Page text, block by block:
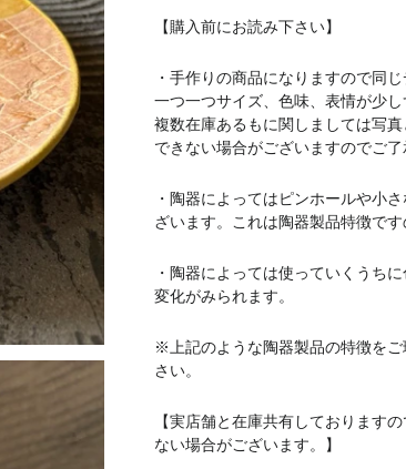
【購入前にお読み下さい】
・手作りの商品になりますので同
一つ一つサイズ、色味、表情が少
複数在庫あるもに関しましては写
できない場合がございますのでご了
・陶器によってはピンホールや小
ざいます。これは陶器製品特徴です
・陶器によっては使っていくうち
変化がみられます。
※上記のような陶器製品の特徴を
さい。
【実店舗と在庫共有しております
ない場合がございます。】